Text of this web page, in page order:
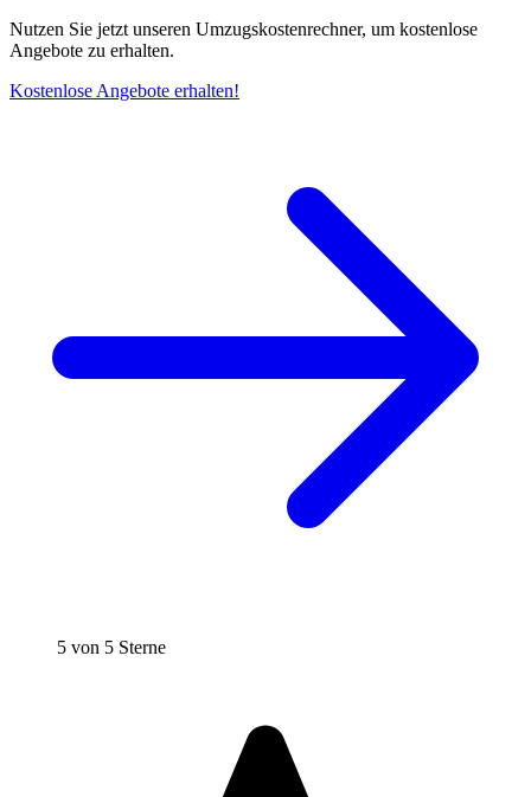
Nutzen Sie jetzt unseren Umzugskostenrechner, um kostenlose
Angebote zu erhalten.
Kostenlose Angebote erhalten!
5 von 5 Sterne